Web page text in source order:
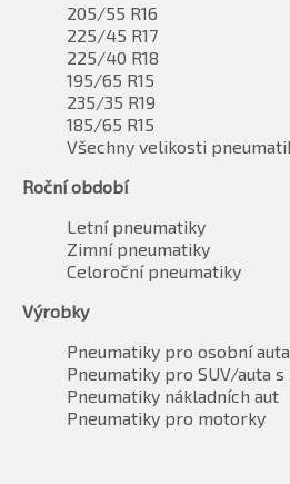
205/55 R16
225/45 R17
225/40 R18
195/65 R15
235/35 R19
185/65 R15
Všechny velikosti
Roční období
Letní pneumatiky
Zimní pneumatiky
Celoroční pneumatiky
Výrobky
Pneumatiky pro osobní auta
Pneumatiky pro SUV/auta
Pneumatiky nákladních aut
Pneumatiky pro motorky